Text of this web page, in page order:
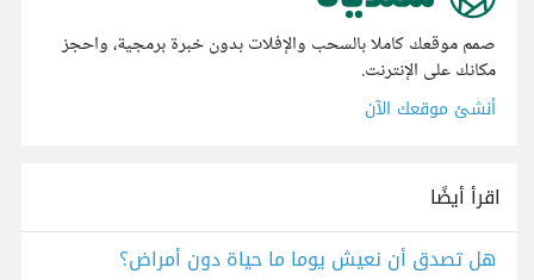
صمم موقعك كاملا بالسحب والإفلات بدون خبرة برمجية، واحجز
مكانك على الإنترنت.
أنشئ موقعك الآن
اقرأ أيضًا
هل تصدق أن نعيش يوما ما حياة دون أمراض؟